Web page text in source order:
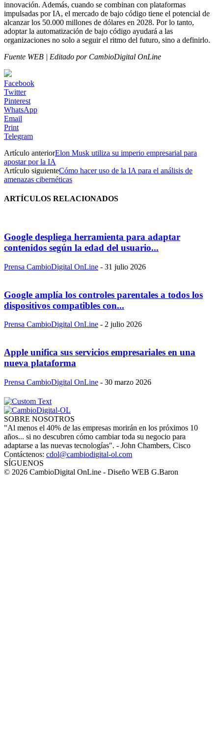
innovación. Además, cuando se combinan con plataformas
impulsadas por IA, el mercado de bajo código tiene el potencial de
alcanzar los 50.000 millones de dólares en 2028. Por lo tanto,
adoptar la automatización de bajo código ayudará a las
organizaciones no solo a seguir el ritmo del futuro, sino a definirlo.
Fuente WEB | Editado por CambioDigital OnLine
Facebook
Twitter
Pinterest
WhatsApp
Email
Print
Telegram
Artículo anteriorElon Musk utiliza su imperio empresarial para
apostar por la IA
Artículo siguienteCómo hacer uso de la IA para el análisis de
amenazas cibernéticas
ARTÍCULOS RELACIONADOS
Google despliega herramienta para adaptar
contenidos según la edad del usuario...
Prensa CambioDigital OnLine - 31 julio 2026
Google amplía los controles parentales a todos los
dispositivos compatibles con...
Prensa CambioDigital OnLine - 2 julio 2026
Apple unifica sus servicios empresariales en una
nueva plataforma
Prensa CambioDigital OnLine - 30 marzo 2026
SOBRE NOSOTROS
"Al menos el 40% de las empresas morirán en los próximos 10
años... si no descubren cómo cambiar toda su negocio para
adaptarse a las nuevas tecnologías". - John Chambers, Cisco
Contáctenos: cdol@cambiodigital-ol.com
SÍGUENOS
© 2026 CambioDigital OnLine - Diseño WEB G.Baron